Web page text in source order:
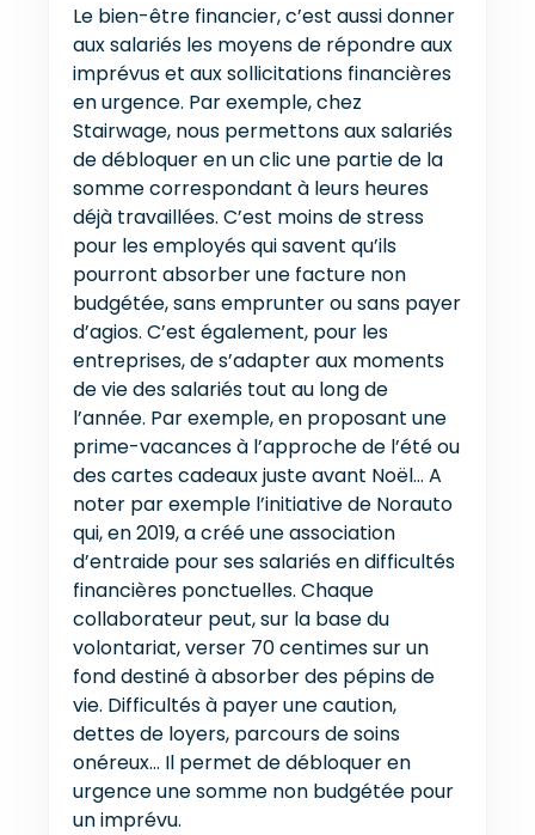
Le bien-être financier, c’est aussi donner
aux salariés les moyens de répondre aux
imprévus et aux sollicitations financières
en urgence. Par exemple, chez
Stairwage, nous permettons aux salariés
de débloquer en un clic une partie de la
somme correspondant à leurs heures
déjà travaillées. C’est moins de stress
pour les employés qui savent qu’ils
pourront absorber une facture non
budgétée, sans emprunter ou sans payer
d’agios. C’est également, pour les
entreprises, de s’adapter aux moments
de vie des salariés tout au long de
l’année. Par exemple, en proposant une
prime-vacances à l’approche de l’été ou
des cartes cadeaux juste avant Noël… A
noter par exemple l’initiative de Norauto
qui, en 2019, a créé une association
d’entraide pour ses salariés en difficultés
financières ponctuelles. Chaque
collaborateur peut, sur la base du
volontariat, verser 70 centimes sur un
fond destiné à absorber des pépins de
vie. Difficultés à payer une caution,
dettes de loyers, parcours de soins
onéreux… Il permet de débloquer en
urgence une somme non budgétée pour
un imprévu.